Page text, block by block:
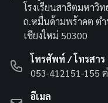
โรงเรียนสาธิตมหาวิ
ถ.หมื่นด้ามพร้าคต ตำ
เชียงใหม่ 50300
โทรศัพท์ / โทรสาร
053-412151-155
อีเมล